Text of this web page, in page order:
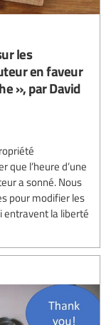
les
en faveur
», par David
que l’heure d’une
a sonné. Nous
pour modifier les
entravent la liberté